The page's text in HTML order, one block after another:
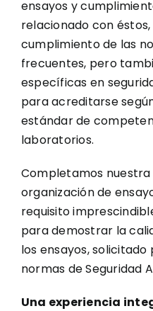
ensayos y
relacionado con
cumplimiento de las
frecuentes, pero
específicas en
para acreditarse
estándar de
laboratorios.
Completamos
organización de
requisito
para demostrar la
los ensayos,
normas de Seguridad
Una experiencia